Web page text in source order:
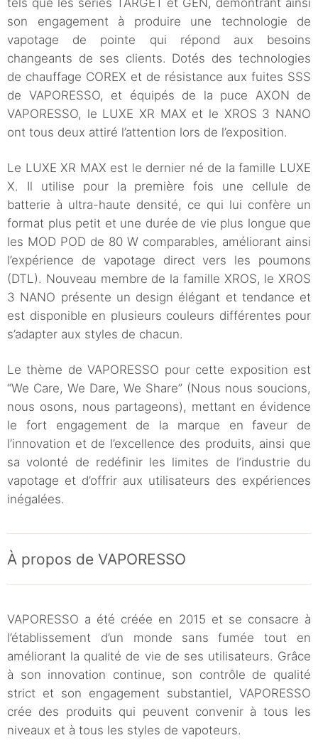
tels que les séries TARGET et GEN, démontrant ainsi
son engagement à produire une technologie de
vapotage de pointe qui répond aux besoins
changeants de ses clients. Dotés des technologies
de chauffage COREX et de résistance aux fuites SSS
de VAPORESSO, et équipés de la puce AXON de
VAPORESSO, le LUXE XR MAX et le XROS 3 NANO
ont tous deux attiré l’attention lors de l’exposition.
Le LUXE XR MAX est le dernier né de la famille LUXE
X. Il utilise pour la première fois une cellule de
batterie à ultra-haute densité, ce qui lui confère un
format plus petit et une durée de vie plus longue que
les MOD POD de 80 W comparables, améliorant ainsi
l’expérience de vapotage direct vers les poumons
(DTL). Nouveau membre de la famille XROS, le XROS
3 NANO présente un design élégant et tendance et
est disponible en plusieurs couleurs différentes pour
s’adapter aux styles de chacun.
Le thème de VAPORESSO pour cette exposition est
“We Care, We Dare, We Share” (Nous nous soucions,
nous osons, nous partageons), mettant en évidence
le fort engagement de la marque en faveur de
l’innovation et de l’excellence des produits, ainsi que
sa volonté de redéfinir les limites de l’industrie du
vapotage et d’offrir aux utilisateurs des expériences
inégalées.
À propos de VAPORESSO
VAPORESSO a été créée en 2015 et se consacre à
l’établissement d’un monde sans fumée tout en
améliorant la qualité de vie de ses utilisateurs. Grâce
à son innovation continue, son contrôle de qualité
strict et son engagement substantiel, VAPORESSO
crée des produits qui peuvent convenir à tous les
niveaux et à tous les styles de vapoteurs.